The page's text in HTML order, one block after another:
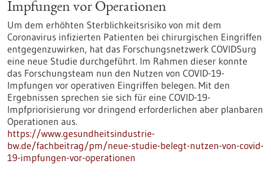
Impfungen vor Operationen
Um dem erhöhten Sterblichkeitsrisiko von mit dem
Coronavirus infizierten Patienten bei chirurgischen Eingriffen
entgegenzuwirken, hat das Forschungsnetzwerk COVIDSurg
eine neue Studie durchgeführt. Im Rahmen dieser konnte
das Forschungsteam nun den Nutzen von COVID-19-
Impfungen vor operativen Eingriffen belegen. Mit den
Ergebnissen sprechen sie sich für eine COVID-19-
Impfpriorisierung vor dringend erforderlichen aber planbaren
Operationen aus.
https://www.gesundheitsindustrie-
bw.de/fachbeitrag/pm/neue-studie-belegt-nutzen-von-covid-
19-impfungen-vor-operationen